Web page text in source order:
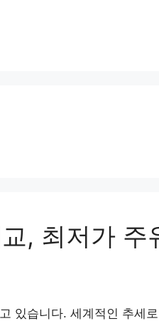
, 최저가 주
있습니다. 세계적인 추세